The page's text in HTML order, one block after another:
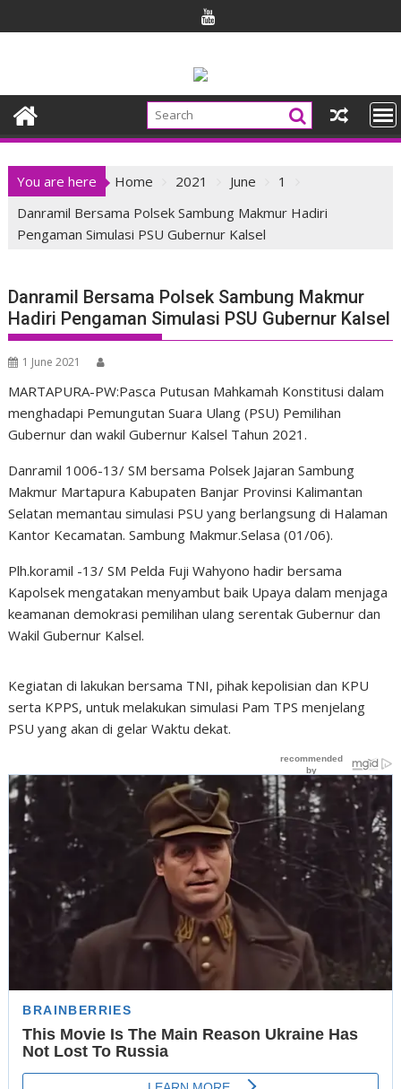
to
You are here Home 2021 June
1
Danramil Bersama Polsek Sambung Makmur Hadiri
Pengaman Simulasi PSU Gubernur Kalsel
Danramil Bersama Polsek Sambung Makmur
Hadiri Pengaman Simulasi PSU Gubernur Kalsel
1 June 2021
MARTAPURA-PW:Pasca Putusan Mahkamah Konstitusi dalam
menghadapi Pemungutan Suara Ulang (PSU) Pemilihan
Gubernur dan wakil Gubernur Kalsel Tahun 2021.
Danramil 1006-13/ SM bersama Polsek Jajaran Sambung
Makmur Martapura Kabupaten Banjar Provinsi Kalimantan
Selatan memantau simulasi PSU yang berlangsung di Halaman
Kantor Kecamatan. Sambung Makmur.Selasa (01/06).
Plh.koramil -13/ SM Pelda Fuji Wahyono hadir bersama
Kapolsek mengatakan menyambut baik Upaya dalam menjaga
keamanan demokrasi pemilihan ulang serentak Gubernur dan
Wakil Gubernur Kalsel.
Kegiatan di lakukan bersama TNI, pihak kepolisian dan KPU
serta KPPS, untuk melakukan simulasi Pam TPS menjelang
PSU yang akan di gelar Waktu dekat.